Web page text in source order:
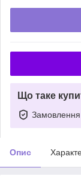
Що таке
Замовлення
Опис